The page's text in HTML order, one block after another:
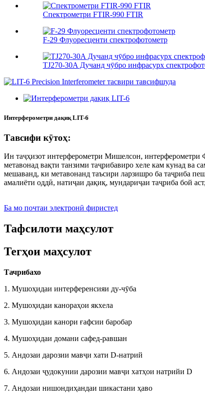
Спектрометри FTIR-990 FTIR
F-29 Флуоресценти спектрофотометр
TJ270-30A Дучанд чӯбро инфрасурх
Интерферометри дақиқ LIT-6
Тавсифи кӯтоҳ:
Ин таҷҳизот интерферометри Мишелсон, интерферометри
метавонад вақти танзими таҷрибавиро хеле кам кунад ва
мешаванд, ки метавонанд таъсири ларзишро ба таҷриба
амалиёти оддӣ, натиҷаи дақиқ, мундариҷаи таҷриба бой
Ба мо почтаи электронӣ фиристед
Тафсилоти маҳсулот
Тегҳои маҳсулот
Тачрибахо
1. Мушоҳидаи интерференсияи ду-чӯба
2. Мушоҳидаи канораҳои якхела
3. Мушоҳидаи канори ғафсии баробар
4. Мушоҳидаи домани сафед-равшан
5. Андозаи дарозии мавҷи хати D-натрий
6. Андозаи ҷудокунии дарозии мавҷи хатҳои натрийи D
7. Андозаи нишондиҳандаи шикастани ҳаво